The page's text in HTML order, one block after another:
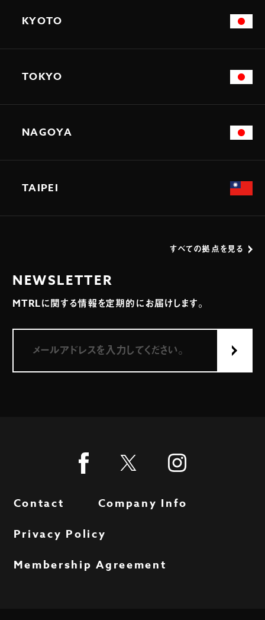
KYOTO
TOKYO
NAGOYA
TAIPEI
すべての拠点を見る
NEWSLETTER
MTRLに関する情報を定期的にお届けします。
Contact
Company Info
Privacy Policy
Membership Agreement